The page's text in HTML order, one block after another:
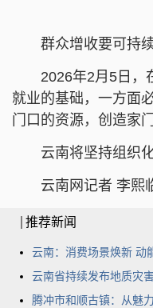
群众增收要可持
2026年2月5日，
就业的基础，一方面
门口的资源，创造家
云南将坚持组织
云南网记者 李熙
推荐新闻
云南：消费场景焕新 动
云南省持续发布地质灾
腾冲市和顺古镇：从魅